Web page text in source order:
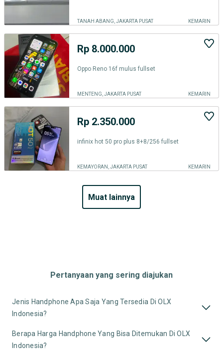
TANAH ABANG, JAKARTA PUSAT KEMARIN
Rp 8.000.000
Oppo Reno 16f mulus fullset
MENTENG, JAKARTA PUSAT KEMARIN
Rp 2.350.000
infinix hot 50 pro plus 8+8/256 fullset
KEMAYORAN, JAKARTA PUSAT KEMARIN
muat lainnya
Pertanyaan yang sering diajukan
Jenis Handphone Apa Saja Yang Tersedia Di OLX
Indonesia?
Berapa Harga Handphone Yang Bisa Ditemukan Di OLX
Indonesia?